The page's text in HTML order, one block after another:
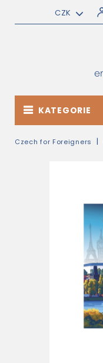
CZK
KATEGORIE
Czech for Foreigners